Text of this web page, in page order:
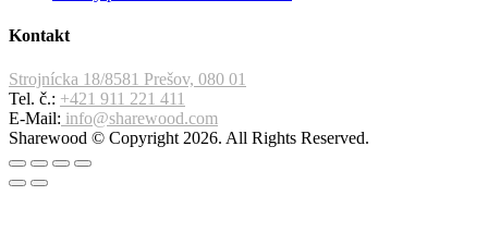
Kontakt
Strojnícka 18/8581 Prešov, 080 01
Tel. č.: +421 911 221 411
E-Mail: info@sharewood.com
Sharewood © Copyright 2026. All Rights Reserved.